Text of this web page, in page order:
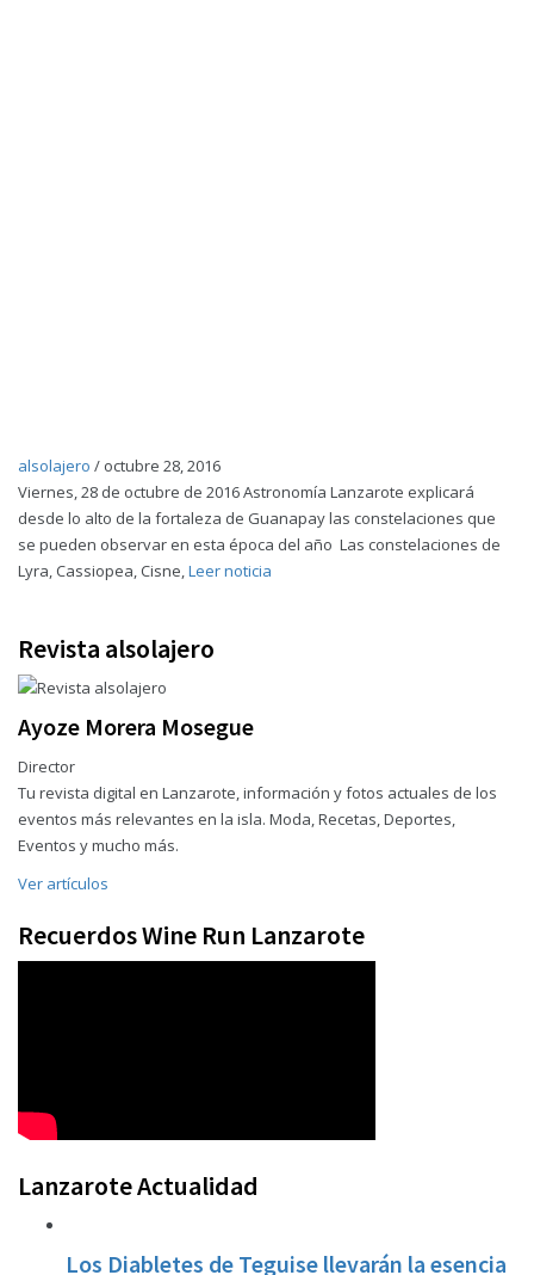
alsolajero / octubre 28, 2016
Viernes, 28 de octubre de 2016 Astronomía Lanzarote explicará
desde lo alto de la fortaleza de Guanapay las constelaciones que
se pueden observar en esta época del año Las constelaciones de
Lyra, Cassiopea, Cisne,Leer noticia
Revista alsolajero
Ayoze Morera Mosegue
Director
Tu revista digital en Lanzarote, información y fotos actuales de los
eventos más relevantes en la isla. Moda, Recetas, Deportes,
Eventos y mucho más.
Ver artículos
Recuerdos Wine Run Lanzarote
Lanzarote Actualidad
Los Diabletes de Teguise llevarán la esencia